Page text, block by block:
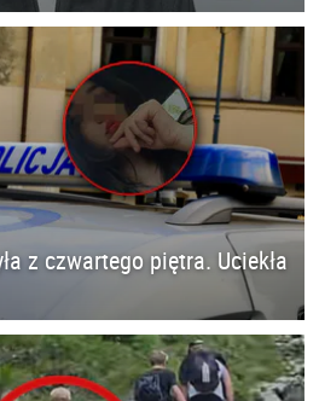
z czwartego piętra. Uciekła